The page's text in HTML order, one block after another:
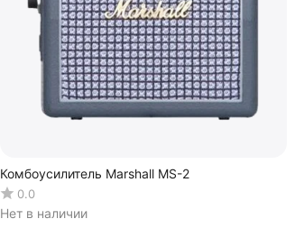
Комбоусилитель Marshall MS-2
0.0
Нет в наличии